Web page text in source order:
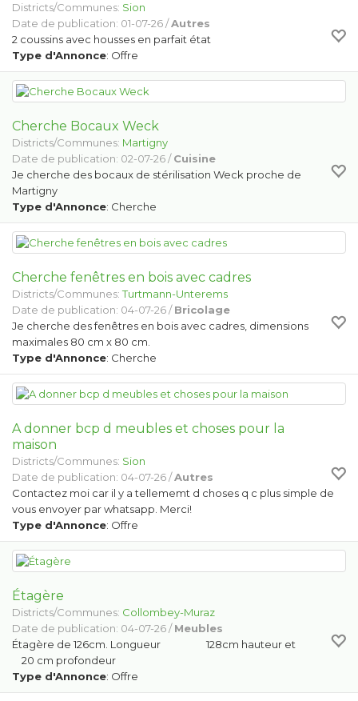
Districts/Communes: Sion
Date de publication: 01-07-26 /Autres
2 coussins avec housses en parfait état
Type d'Annonce: Offre
Cherche Bocaux Weck
Districts/Communes: Martigny
Date de publication: 02-07-26 /Cuisine
Je cherche des bocaux de stérilisation Weck proche de
Martigny
Type d'Annonce: Cherche
Cherche fenêtres en bois avec cadres
Districts/Communes:Turtmann-Unterems
Date de publication: 04-07-26 /Bricolage
Je cherche des fenêtres en bois avec cadres, dimensions
maximales 80 cm x 80 cm.
Type d'Annonce: Cherche
A donner bcp d meubles et choses pour la
maison
Districts/Communes: Sion
Date de publication: 04-07-26 /Autres
Contactez moi car il y a tellememt d choses q c plus simple de
vous envoyer par whatsapp. Merci!
Type d'Annonce: Offre
Étagère
Districts/Communes: Collombey-Muraz
Date de publication: 04-07-26 /Meubles
Étagère de 126cm. Longueur 128cm hauteur et
20 cm profondeur
Type d'Annonce: Offre